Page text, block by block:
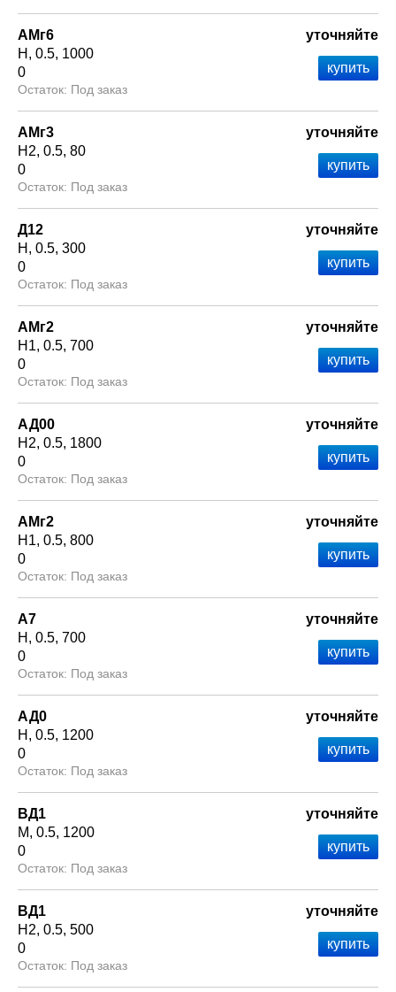
АМг6
Н
0.5 1000
0
Под заказ
уточняйте
АМг3
Н2 0.5 80
0
Под заказ
уточняйте
Д12
Н
0.5 300
0
Под заказ
уточняйте
АМг2
Н1 0.5 700
0
Под заказ
уточняйте
АД00
Н2 0.5 1800
0
Под заказ
уточняйте
АМг2
Н1 0.5 800
0
Под заказ
уточняйте
А7
Н
0.5 700
0
Под заказ
уточняйте
АД0
Н
0.5 1200
0
Под заказ
уточняйте
ВД1
М 0.5 1200
0
Под заказ
уточняйте
ВД1
Н2 0.5 500
0
Под заказ
уточняйте